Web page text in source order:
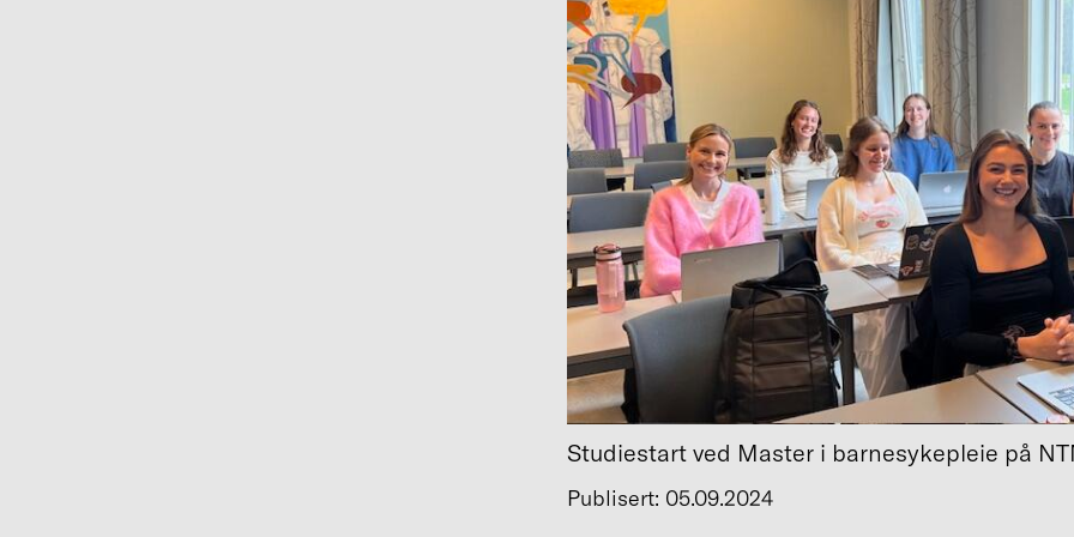
Studiestart ved Master i barnesykepleie på
Publisert: 05.09.2024